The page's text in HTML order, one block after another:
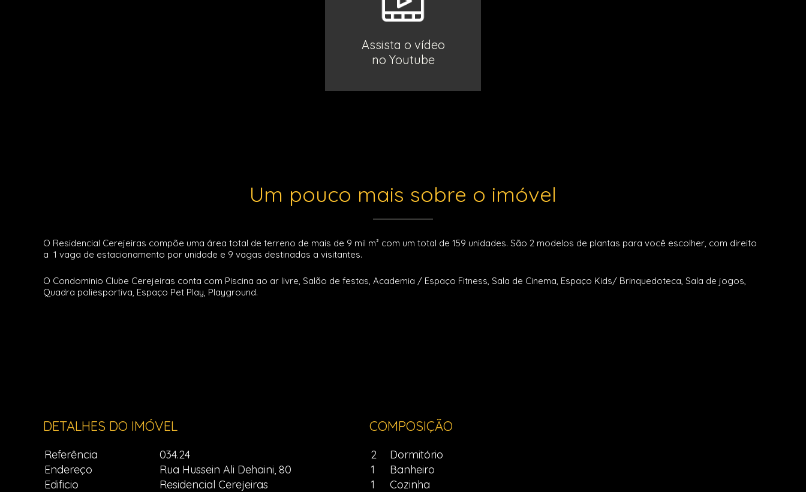
Assista o vídeo
no Youtube
Um pouco mais sobre o imóvel
O Residencial Cerejeiras compõe uma área total de terreno de mais de 9 mil m² com um total de 159 unidades. São 2 modelos de plantas para você escolher, com direito
a 1 vaga de estacionamento por unidade e 9 vagas destinadas a visitantes.
O Condominio Clube Cerejeiras conta com Piscina ao ar livre, Salão de festas, Academia / Espaço Fitness, Sala de Cinema, Espaço Kids/ Brinquedoteca, Sala de jogos,
Quadra poliesportiva, Espaço Pet Play, Playground.
DETALHES DO IMÓVEL
Referência
034.24
Endereço
Rua Hussein Ali Dehaini, 80
Edificio
Residencial Cerejeiras
COMPOSIÇÃO
2
Dormitório
1
Banheiro
1
Cozinha